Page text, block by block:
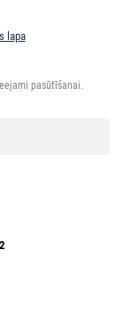
lapa
pasūtīšanai.